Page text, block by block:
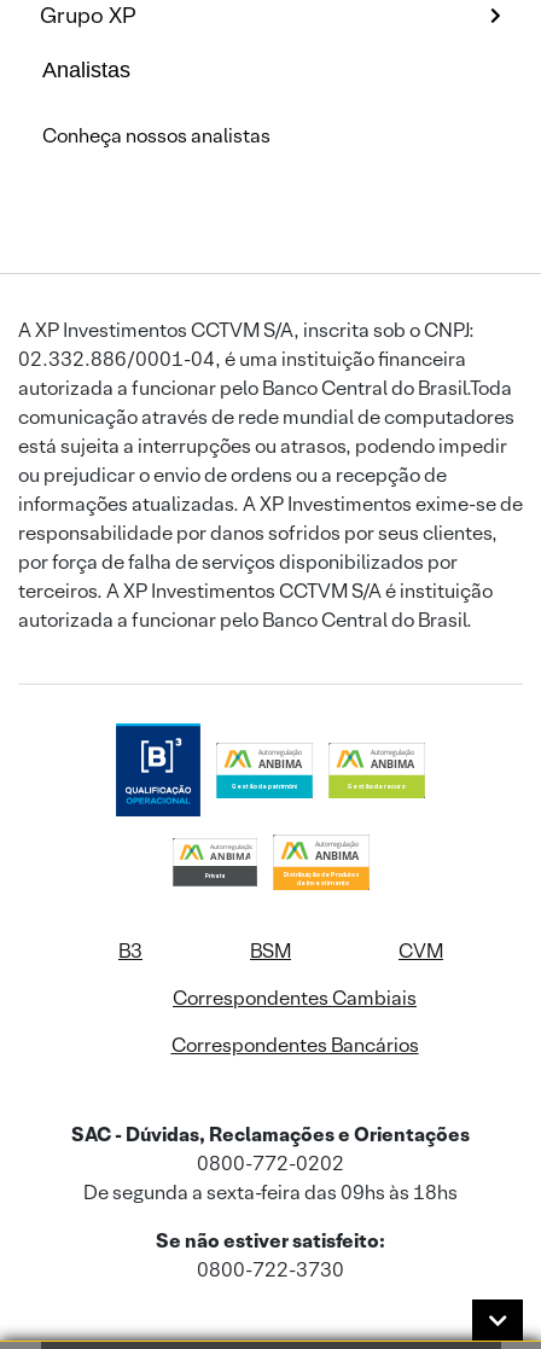
Grupo XP
Analistas
Conheça nossos analistas
A XP Investimentos CCTVM S/A, inscrita sob o CNPJ:
02.332.886/0001-04, é uma instituição financeira
autorizada a funcionar pelo Banco Central do Brasil.Toda
comunicação através de rede mundial de computadores
está sujeita a interrupções ou atrasos, podendo impedir
ou prejudicar o envio de ordens ou a recepção de
informações atualizadas. A XP Investimentos exime-se de
responsabilidade por danos sofridos por seus clientes,
por força de falha de serviços disponibilizados por
terceiros. A XP Investimentos CCTVM S/A é instituição
autorizada a funcionar pelo Banco Central do Brasil.
B3 BSM
CVM
Correspondentes Cambiais
Correspondentes Bancários
SAC - Dúvidas, Reclamações e Orientações
0800-772-0202
De segunda a sexta-feira das 09hs às 18hs
Se não estiver satisfeito:
0800-722-3730